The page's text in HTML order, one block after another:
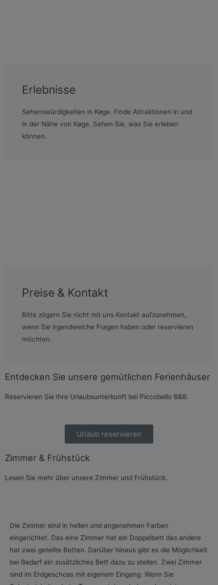
Erlebnisse
Sehenswürdigkeiten in Køge. Finde Attraktionen in und
in der Nähe von Køge. Sehen Sie, was Sie erleben
können.
Preise & Kontakt
Bitte zögern Sie nicht mit uns Kontakt aufzunehmen,
wenn Sie irgendwelche Fragen haben oder reservieren
möchten.
Entdecken Sie unsere gemütlichen Ferienhäuser
Reservieren Sie Ihre Urlaubsunterkunft bei Piccobello B&B.
Urlaub reservieren
Zimmer & Frühstück
Lesen Sie mehr über unsere Zimmer und Frühstück.
Die Zimmer sind in hellen und angenehmen Farben
eingerichtet. Das eine Zimmer hat ein Doppelbett das andere
hat zwei geteilte Betten. Darüber hinaus gibt es die Möglichkeit
bei Bedarf ein zusätzliches Bett dazu zu stellen. Zwei Zimmer
sind im Erdgeschoss mit eigenem Eingang. Wenn Sie